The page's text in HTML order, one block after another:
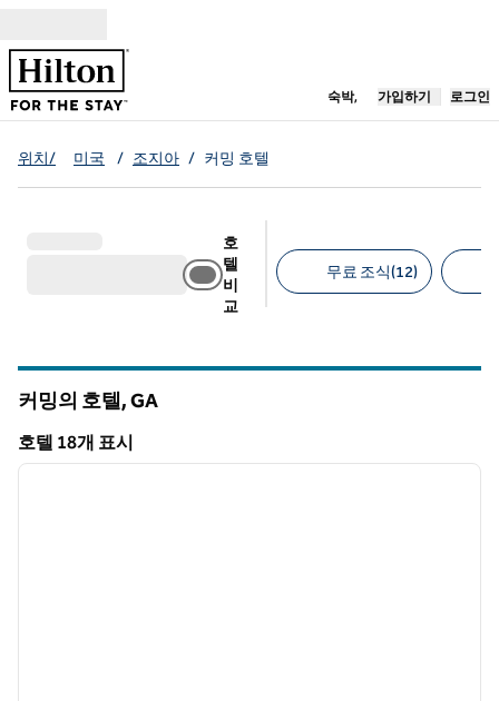
숙박,새 탭 열림
가입하기 로그인
위치/ 미국 / 조지아 / 커밍 호텔
호
텔
비
교
무료 조식(12)
커밍의 호텔,GA
호텔 18개 표시
호텔 18개 표시
1/12
다음